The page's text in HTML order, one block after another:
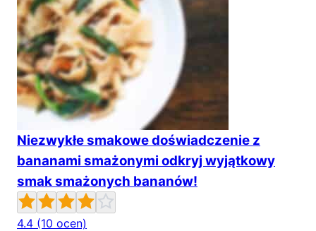
Niezwykłe smakowe doświadczenie z
bananami smażonymi odkryj wyjątkowy
smak smażonych bananów!
4.4 (10 ocen)